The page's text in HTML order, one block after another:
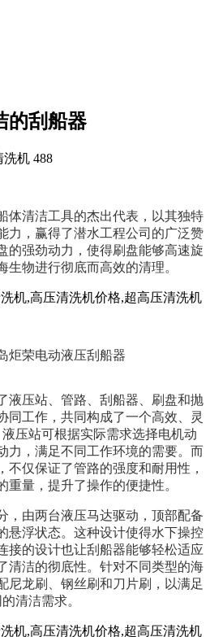
的刮船器
洗机 488
体清洁工具的杰出代表，以其独特
力，赢得了潜水工程公司的广泛赞
的强劲动力，使得刷盘能够高速旋
生物进行彻底而高效的清理。
炬荣电动液压刮船器
液压站、管路、刮船器、刷盘和抛
同工作，共同构成了一个高效、灵
压站可根据实际需求选择电机动
力，满足不同工作环境的需要。而
不仅保证了管路的强度和耐用性，
重量，提升了操作的便捷性。
，由两台液压马达驱动，顶部配备
悬浮状态。这种设计使得水下操控
接的设计也让刮船器能够轻松适应
清洁的彻底性。针对不同类型的海
尼龙刷、钢丝刷和刀片刷，以满足
清洁需求。